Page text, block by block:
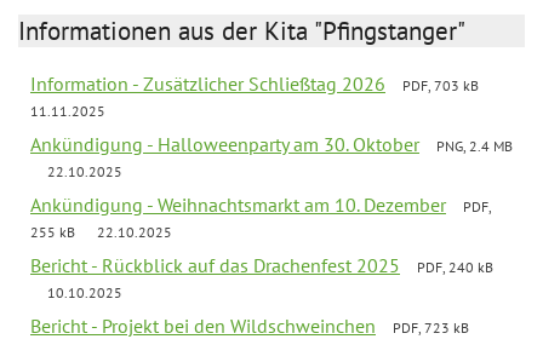
Informationen aus der Kita "Pfingstanger"
Information - Zusätzlicher Schließtag 2026
PDF, 703 kB
11.11.2025
Ankündigung - Halloweenparty am 30. Oktober
PNG, 2.4 MB
22.10.2025
Ankündigung - Weihnachtsmarkt am 10. Dezember
PDF,
255 kB
22.10.2025
Bericht - Rückblick auf das Drachenfest 2025
PDF, 240 kB
10.10.2025
Bericht - Projekt bei den Wildschweinchen
PDF, 723 kB